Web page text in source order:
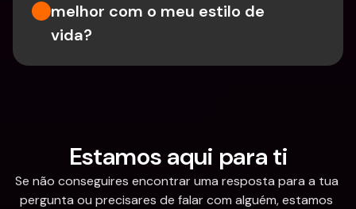
melhor com o meu estilo de
vida?
Estamos aqui para ti
Se não conseguires encontrar uma resposta para a tua
pergunta ou precisares de falar com alguém, estamos